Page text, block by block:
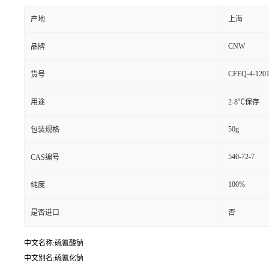
产地 上海
品牌 CNW
货号 CFEQ-4-
用途 2-8℃保存
包装规格 50g
CAS编号 540-72-7
纯度 100%
是否进口 否
中文名称:硫氰酸钠
中文别名:硫氰化钠